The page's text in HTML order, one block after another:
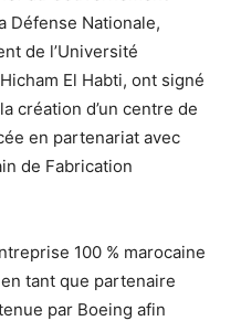
Défense Nationale,
de l’Université
El Habti, ont signé
création d’un centre de
en partenariat avec
de Fabrication
100 % marocaine
tant que partenaire
par Boeing afin